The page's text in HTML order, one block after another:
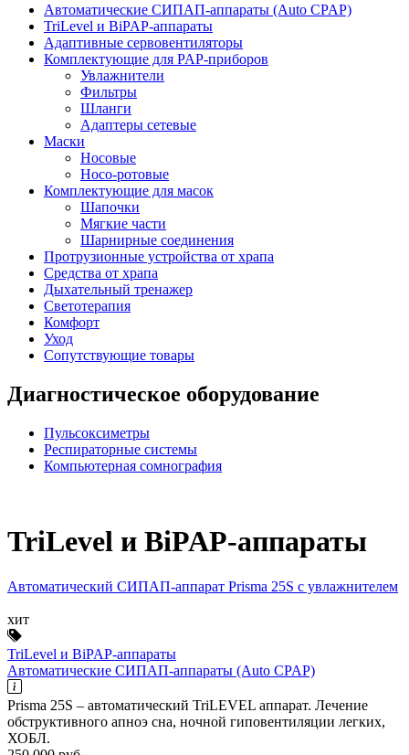
Автоматические СИПАП-аппараты (Auto CPAP)
TriLevel и BiPAP-аппараты
Адаптивные сервовентиляторы
Комплектующие для PAP-приборов
Увлажнители
Фильтры
Шланги
Адаптеры сетевые
Маски
Носовые
Носо-ротовые
Комплектующие для масок
Шапочки
Мягкие части
Шарнирные соединения
Протрузионные устройства от храпа
Средства от храпа
Дыхательный тренажер
Светотерапия
Комфорт
Уход
Сопутствующие товары
Диагностическое оборудование
Пульсоксиметры
Респираторные системы
Компьютерная сомнография
TriLevel и BiPAP-аппараты
Автоматический СИПАП-аппарат Prisma 25S с увлажнителем
хит
TriLevel и BiPAP-аппараты
Автоматические СИПАП-аппараты (Auto CPAP)
Prisma 25S – автоматический TriLEVEL аппарат. Лечение
обструктивного апноэ сна, ночной гиповентиляции легких,
ХОБЛ.